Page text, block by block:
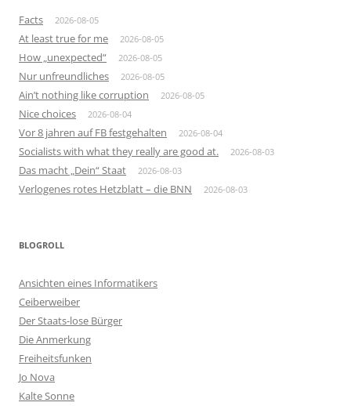
Facts 2026-08-05
At least true for me 2026-08-05
How „unexpected“ 2026-08-05
Nur unfreundliches 2026-08-05
Ain’t nothing like corruption 2026-08-05
Nice choices 2026-08-04
Vor 8 jahren auf FB festgehalten 2026-08-04
Socialists with what they really are good at. 2026-08-03
Das macht „Dein“ Staat 2026-08-03
Verlogenes rotes Hetzblatt – die BNN 2026-08-03
BLOGROLL
Ansichten eines Informatikers
Ceiberweiber
Der Staats-lose Bürger
Die Anmerkung
Freiheitsfunken
Jo Nova
Kalte Sonne